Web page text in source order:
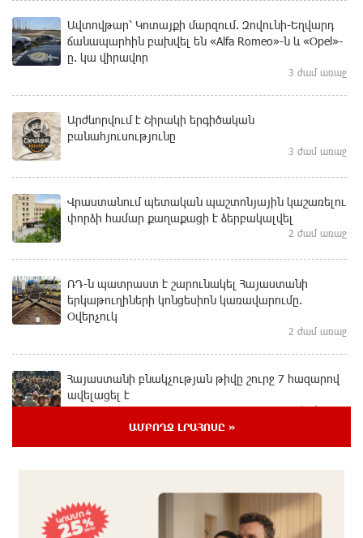
Ավտովթար՝ Կոտայքի մարզում. Զովունի-Եղվարդ
ճանապարհին բախվել են «Alfa Romeo»-ն և «Opel»-
ը. կա վիրավոր
3 ժամ առաջ
Արժևորվում է Շիրակի երգիծական
բանահյուսությունը
3 ժամ առաջ
Վրաստանում պետական ​​պաշտոնյային կաշառելու
փորձի համար քաղաքացի է ձերբակալվել
2 ժամ առաջ
ՌԴ-ն պատրաստ է շարունակել Հայաստանի
երկաթուղիների կոնցեսիոն կառավարումը.
Օվերչուկ
2 ժամ առաջ
Հայաստանի բնակչության թիվը շուրջ 7 հազարով
ավելացել է
2 ժամ առաջ
պահեստների վրա
մեկ ժամ առաջ
ԱՄԲՈՂՋ ԼՐԱՀՈՍԸ »